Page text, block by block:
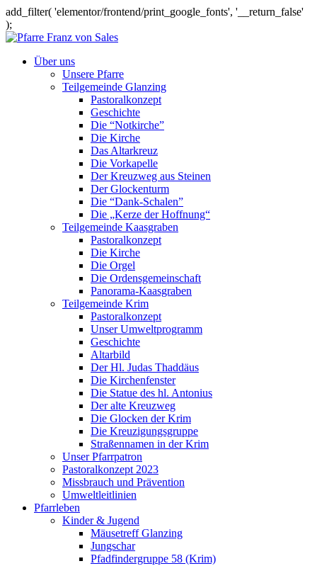
add_filter( 'elementor/frontend/print_google_fonts', '__return_false'
);
Über uns
Unsere Pfarre
Teilgemeinde Glanzing
Pastoralkonzept
Geschichte
Die “Notkirche”
Die Kirche
Das Altarkreuz
Die Vorkapelle
Der Kreuzweg aus Steinen
Der Glockenturm
Die “Dank-Schalen”
Die „Kerze der Hoffnung“
Teilgemeinde Kaasgraben
Pastoralkonzept
Die Kirche
Die Orgel
Die Ordensgemeinschaft
Panorama-Kaasgraben
Teilgemeinde Krim
Pastoralkonzept
Unser Umweltprogramm
Geschichte
Altarbild
Der Hl. Judas Thaddäus
Die Kirchenfenster
Die Statue des hl. Antonius
Der alte Kreuzweg
Die Glocken der Krim
Die Kreuzigungsgruppe
Straßennamen in der Krim
Unser Pfarrpatron
Pastoralkonzept 2023
Missbrauch und Prävention
Umweltleitlinien
Pfarrleben
Kinder & Jugend
Mäusetreff Glanzing
Jungschar
Pfadfindergruppe 58 (Krim)